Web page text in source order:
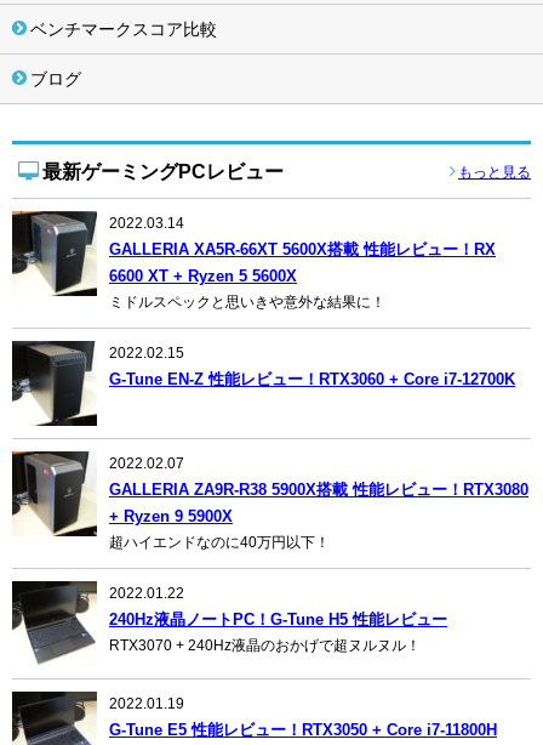
ベンチマークスコア比較
ブログ
最新ゲーミングPCレビュー もっと見る
2022.03.14
GALLERIA XA5R-66XT 5600X搭載 性能レビュー！RX
6600 XT + Ryzen 5 5600X
ミドルスペックと思いきや意外な結果に！
2022.02.15
G-Tune EN-Z 性能レビュー！RTX3060 + Core i7-12700K
2022.02.07
GALLERIA ZA9R-R38 5900X搭載 性能レビュー！RTX3080
+ Ryzen 9 5900X
超ハイエンドなのに40万円以下！
2022.01.22
240Hz液晶ノートPC！G-Tune H5 性能レビュー
RTX3070 + 240Hz液晶のおかげで超ヌルヌル！
2022.01.19
G-Tune E5 性能レビュー！RTX3050 + Core i7-11800H